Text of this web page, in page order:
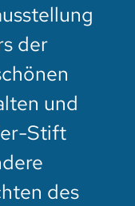
der
und
Stift
des